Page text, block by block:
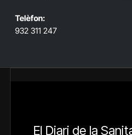
Telèfon:
932 311 247